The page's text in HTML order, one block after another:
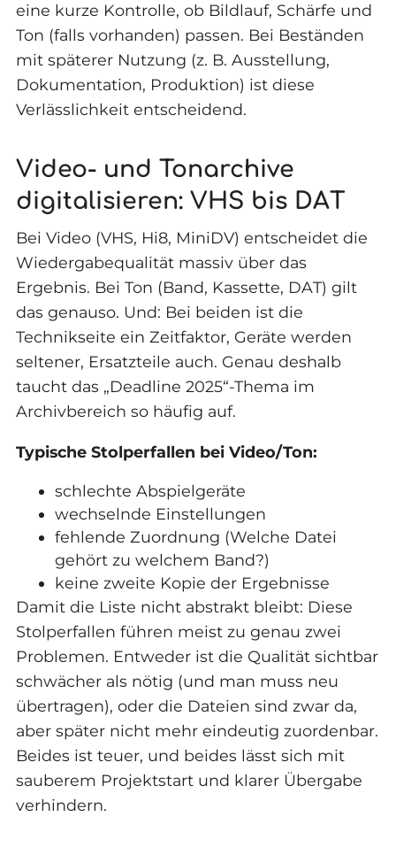
eine kurze Kontrolle, ob Bildlauf, Schärfe und
Ton (falls vorhanden) passen. Bei Beständen
mit späterer Nutzung (z. B. Ausstellung,
Dokumentation, Produktion) ist diese
Verlässlichkeit entscheidend.
Video- und Tonarchive
digitalisieren: VHS bis DAT
Bei Video (VHS, Hi8, MiniDV) entscheidet die
Wiedergabequalität massiv über das
Ergebnis. Bei Ton (Band, Kassette, DAT) gilt
das genauso. Und: Bei beiden ist die
Technikseite ein Zeitfaktor, Geräte werden
seltener, Ersatzteile auch. Genau deshalb
taucht das „Deadline 2025“-Thema im
Archivbereich so häufig auf.
Typische Stolperfallen bei Video/Ton:
schlechte Abspielgeräte
wechselnde Einstellungen
fehlende Zuordnung (Welche Datei
gehört zu welchem Band?)
keine zweite Kopie der Ergebnisse
Damit die Liste nicht abstrakt bleibt: Diese
Stolperfallen führen meist zu genau zwei
Problemen. Entweder ist die Qualität sichtbar
schwächer als nötig (und man muss neu
übertragen), oder die Dateien sind zwar da,
aber später nicht mehr eindeutig zuordenbar.
Beides ist teuer, und beides lässt sich mit
sauberem Projektstart und klarer Übergabe
verhindern.